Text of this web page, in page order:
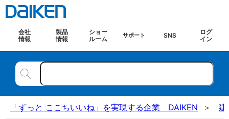
会社
情報
製品
情報
ショー
ルーム
サポート SNS
ログ
イン
「ずっと ここちいいね」を実現する企業 DAIKEN 建